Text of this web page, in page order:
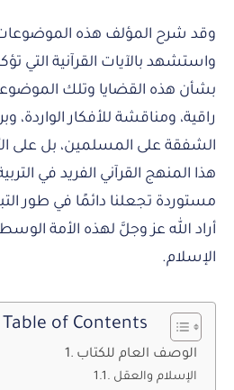
وقد شرح المؤلف هذه
واستشهد بالآيات القرآنية التي
بشأن هذه القضايا وتلك
راقية، ومناقشة للأفكار الواردة،
الشفقة على المسلمين، بل على
هذا المنهج القرآني الفريد في
مستوردة تجعلنا دائمًا في طور
أراد الله عز وجلَّ لهذه الأمة
الإسلام.
Table of Contents
الوصف العام للكتاب
الإسلام والعقل